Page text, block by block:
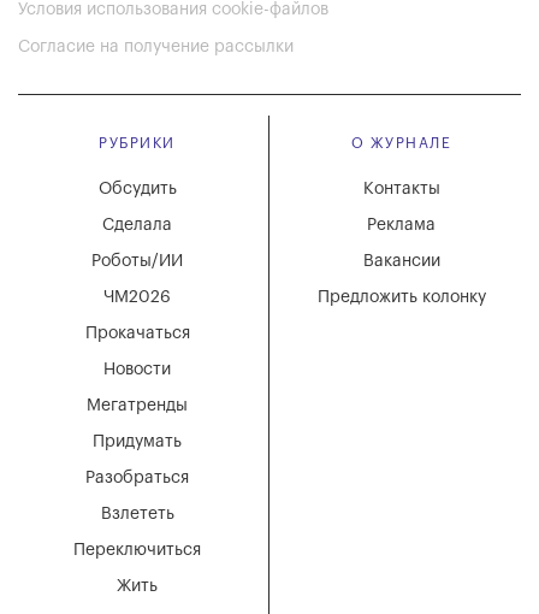
Условия использования cookie-файлов
Согласие на получение рассылки
РУБРИКИ
Мегатренды
Придумать
Разобраться
Взлететь
Новости
Переключиться
Жить
Обсудить
Сделала
Роботы/ИИ
ЧМ2026
Прокачаться
О ЖУРНАЛЕ
Вакансии
Реклама
Контакты
Предложить колонку